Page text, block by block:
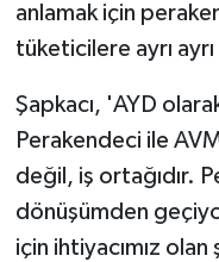
anlamak için
tüketicilere ayrı
Şapkacı, 'AYD
Perakendeci ile
değil, iş ortağıdır.
dönüşümden
için ihtiyacımız